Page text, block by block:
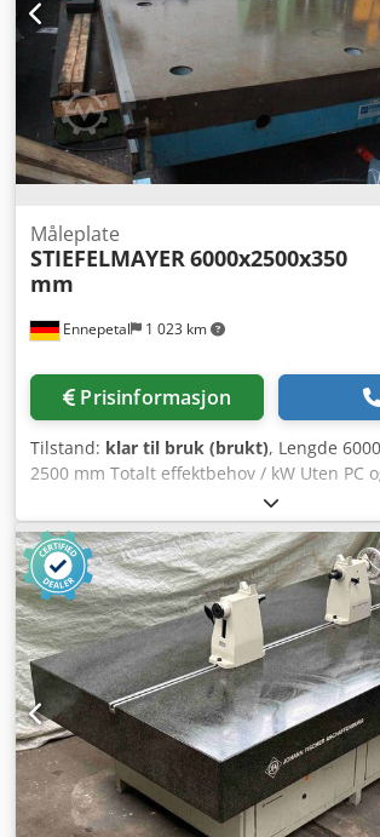
Ennepetal 1 023 km
Måleplate
STIEFELMAYER 6000x2500x350
mm
Prisinformasjon
Tilstand: klar til bruk (brukt), Lengde
2500 mm Totalt effektbehov / kW Uten PC
Dksdpjud Il Sefx Amxor LxBxH:
vakuumplate Utførelse i henhold til